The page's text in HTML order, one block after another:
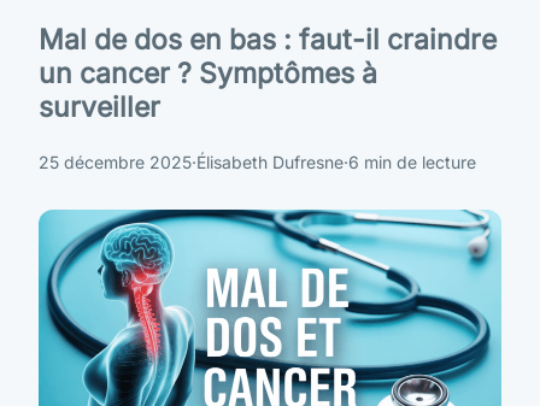
Mal de dos en bas : faut-il craindre
un cancer ? Symptômes à
surveiller
25 décembre 2025·Élisabeth Dufresne·6 min de lecture